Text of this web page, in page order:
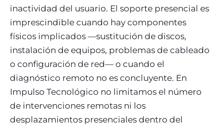
inactividad del usuario. El soporte presencial es
imprescindible cuando hay componentes
físicos implicados —sustitución de discos,
instalación de equipos, problemas de cableado
o configuración de red— o cuando el
diagnóstico remoto no es concluyente. En
Impulso Tecnológico no limitamos el número
de intervenciones remotas ni los
desplazamientos presenciales dentro del